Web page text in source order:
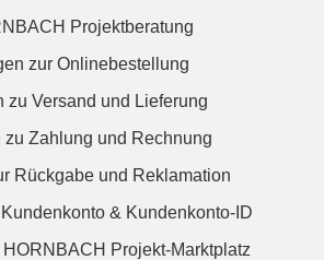
Projektberatung
zur Onlinebestellung
zu Versand und Lieferung
zu Zahlung und Rechnung
Rückgabe und Reklamation
& Kundenkonto-ID
HORNBACH Projekt-Marktplatz